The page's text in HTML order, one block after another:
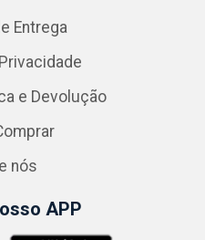
Entrega
e Devolução
nós
APP